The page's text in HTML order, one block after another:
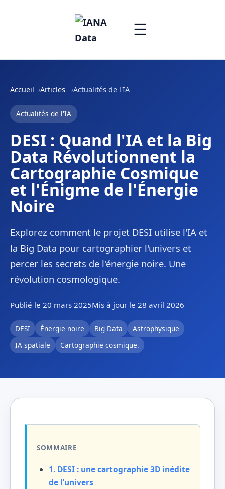
☰
Accueil Articles Actualités de l'IA
Actualités de l'IA
DESI : Quand l'IA et la Big
Data Révolutionnent la
Cartographie Cosmique
et l'Énigme de l'Énergie
Noire
Explorez comment le projet DESI utilise l'IA et
la Big Data pour cartographier l'univers et
percer les secrets de l'énergie noire. Une
révolution cosmologique.
Publié le 20 mars 2025Mis à jour le 28 avril 2026
DESI Énergie noire Big Data
Astrophysique
IA spatiale
Cartographie cosmique.
SOMMAIRE
1. DESI : une cartographie 3D inédite
de l’univers